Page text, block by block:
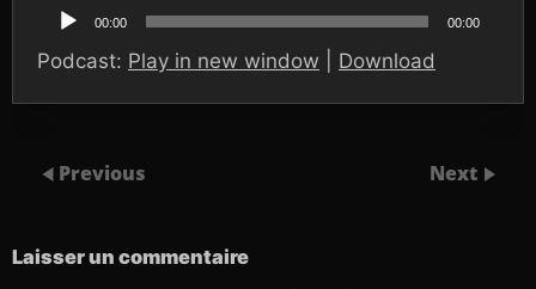
audio
00:00 00:00
Podcast: Play in new window Download
Previous Next
Laisser un commentaire